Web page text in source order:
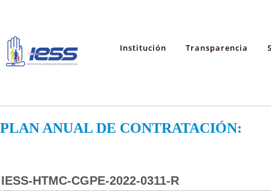
Institución Transparencia
PLAN ANUAL DE CONTRATACIÓN:
IESS-HTMC-CGPE-2022-0311-R